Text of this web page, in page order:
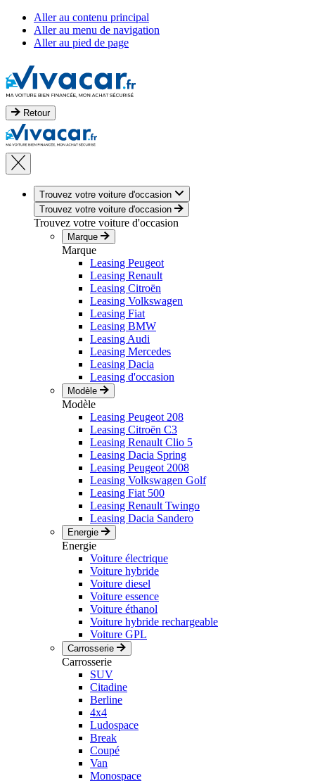
Aller au contenu principal
Aller au menu de navigation
Aller au pied de page
Retour
Trouvez votre voiture d'occasion
Trouvez votre voiture d'occasion
Trouvez votre voiture d'occasion
Marque
Marque
Leasing Peugeot
Leasing Renault
Leasing Citroën
Leasing Volkswagen
Leasing Fiat
Leasing BMW
Leasing Audi
Leasing Mercedes
Leasing Dacia
Leasing d'occasion
Modèle
Modèle
Leasing Peugeot 208
Leasing Citroën C3
Leasing Renault Clio 5
Leasing Dacia Spring
Leasing Peugeot 2008
Leasing Volkswagen Golf
Leasing Fiat 500
Leasing Renault Twingo
Leasing Dacia Sandero
Energie
Energie
Voiture électrique
Voiture hybride
Voiture diesel
Voiture essence
Voiture éthanol
Voiture hybride rechargeable
Voiture GPL
Carrosserie
Carrosserie
SUV
Citadine
Berline
4x4
Ludospace
Break
Coupé
Van
Monospace